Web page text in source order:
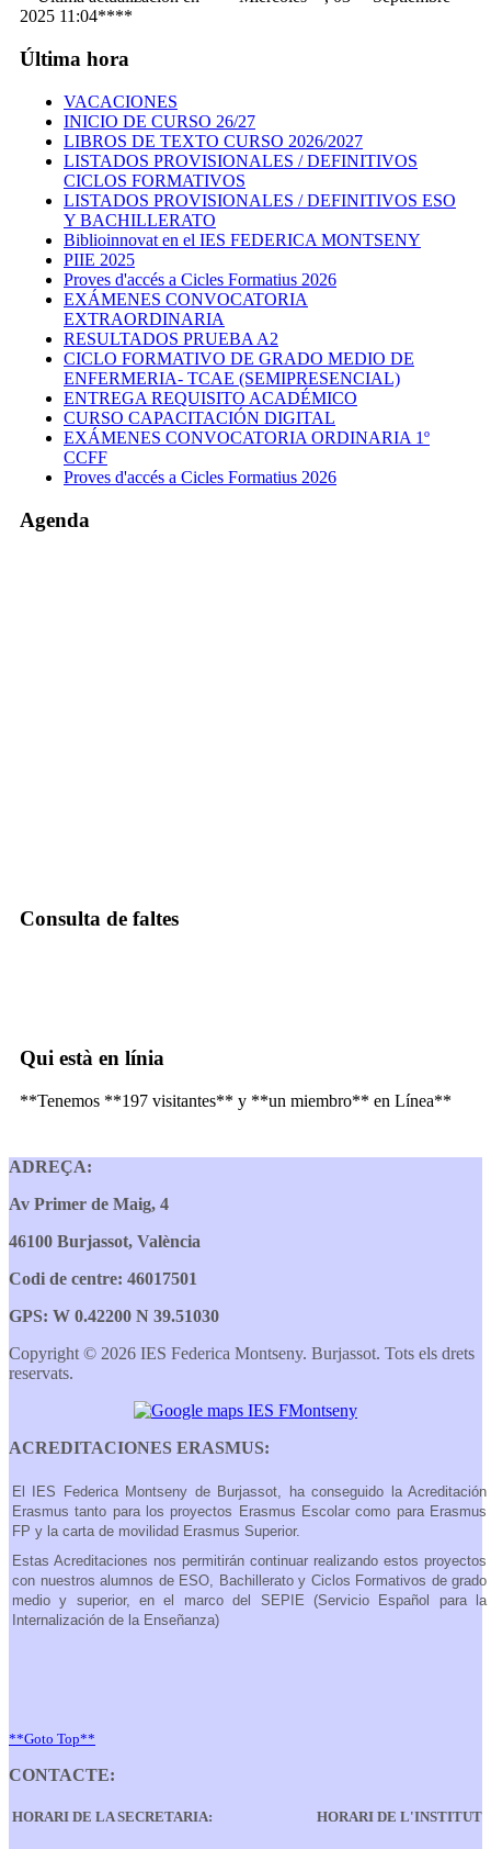
2025 11:04****
Última hora
VACACIONES
INICIO DE CURSO 26/27
LIBROS DE TEXTO CURSO 2026/2027
LISTADOS PROVISIONALES / DEFINITIVOS
CICLOS FORMATIVOS
LISTADOS PROVISIONALES / DEFINITIVOS ESO
Y BACHILLERATO
Biblioinnovat en el IES FEDERICA MONTSENY
PIIE 2025
Proves d'accés a Cicles Formatius 2026
EXÁMENES CONVOCATORIA
EXTRAORDINARIA
RESULTADOS PRUEBA A2
CICLO FORMATIVO DE GRADO MEDIO DE
ENFERMERIA- TCAE (SEMIPRESENCIAL)
ENTREGA REQUISITO ACADÉMICO
CURSO CAPACITACIÓN DIGITAL
EXÁMENES CONVOCATORIA ORDINARIA 1º
CCFF
Proves d'accés a Cicles Formatius 2026
Agenda
Consulta de faltes
Qui està en línia
**Tenemos **197 visitantes** y **un miembro** en Línea**
ADREÇA:
Av Primer de Maig, 4
46100 Burjassot, València
Codi de centre: 46017501
GPS: W 0.42200 N 39.51030
Copyright © 2026 IES Federica Montseny. Burjassot. Tots els drets
reservats.
ACREDITACIONES ERASMUS:
El IES Federica Montseny de Burjassot, ha conseguido la Acreditación
Erasmus tanto para los proyectos Erasmus Escolar como para Erasmus
FP y la carta de movilidad Erasmus Superior.
Estas Acreditaciones nos permitirán continuar realizando estos proyectos
con nuestros alumnos de ESO, Bachillerato y Ciclos Formativos de grado
medio y superior, en el marco del SEPIE (Servicio Español para la
Internalización de la Enseñanza)
**Goto Top**
CONTACTE:
HORARI DE LA SECRETARIA: HORARI DE L'INSTITUT